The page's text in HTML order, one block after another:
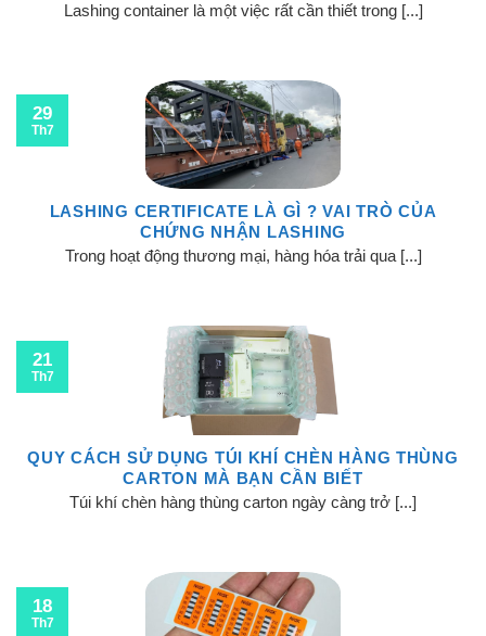
Lashing container là một việc rất cần thiết trong [...]
LASHING CERTIFICATE LÀ GÌ ? VAI TRÒ CỦA
CHỨNG NHẬN LASHING
Trong hoạt động thương mại, hàng hóa trải qua [...]
29
Th7
QUY CÁCH SỬ DỤNG TÚI KHÍ CHÈN HÀNG THÙNG
CARTON MÀ BẠN CẦN BIẾT
Túi khí chèn hàng thùng carton ngày càng trở [...]
21
Th7
18
Th7